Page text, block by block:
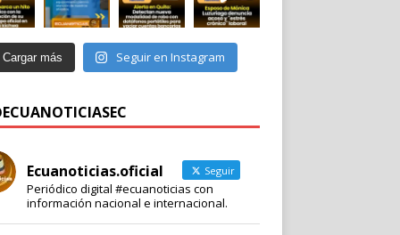
Cargar más Seguir en Instagram
Ecuanoticias.oficial Seguir
Periódico digital #ecuanoticias con
información nacional e internacional.